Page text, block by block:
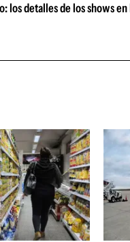
los detalles de los shows en